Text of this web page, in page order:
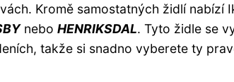
Kromě samostatných židlí nabízí
nebo HENRIKSDAL. Tyto židle se
takže si snadno vyberete ty